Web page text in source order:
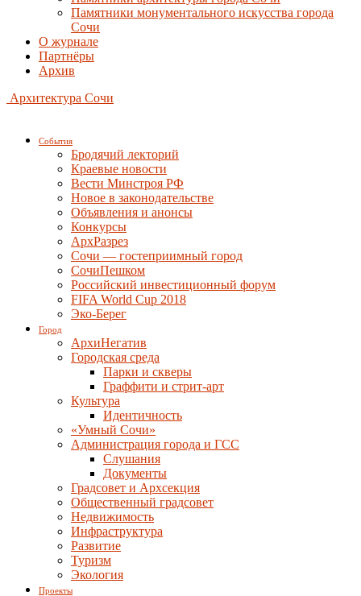
Памятники монументального искусства города
Сочи
О журнале
Партнёры
Архив
Архитектура Сочи
События
Бродячий лекторий
Краевые новости
Вести Минстроя РФ
Новое в законодательстве
Объявления и анонсы
Конкурсы
АрхРазрез
Сочи — гостеприимный город
СочиПешком
Российский инвестиционный форум
FIFA World Cup 2018
Эко-Берег
Город
АрхиНегатив
Городская среда
Парки и скверы
Граффити и стрит-арт
Культура
Идентичность
«Умный Сочи»
Администрация города и ГСС
Слушания
Документы
Градсовет и Архсекция
Общественный градсовет
Недвижимость
Инфраструктура
Развитие
Туризм
Экология
Проекты